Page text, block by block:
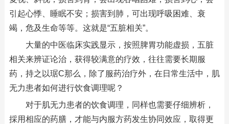
引起心悸、睡眠不安；损害到肺，可出现呼吸困难、衰
竭，危及生命等等。这就是“五脏相关”。
大量的中医临床实践显示，按照脾胃功能虚损，五脏
相关来辨证论治，获得较满意的疗效，往往需要长期服
药，持之以琚C那么，除了服药治疗外，在日常生活中，肌
无力患者如何进行饮食调理呢？
对于肌无力患者的饮食调理，同样也需要仔细辨析，
採用相应的药膳，才能与内服方药发生协同效应，取得更